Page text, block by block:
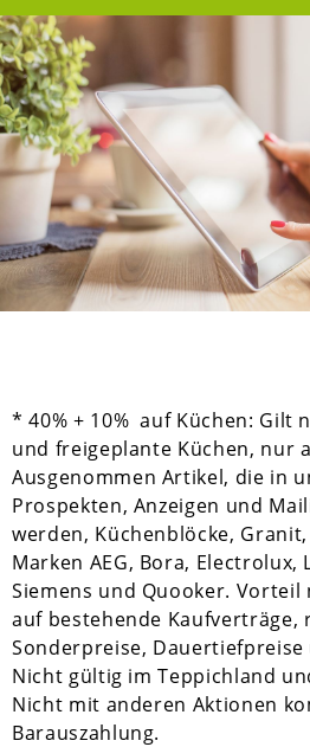
* 40% + 10% auf Küchen: Gilt
und freigeplante Küchen, nur
Ausgenommen Artikel, die in
Prospekten, Anzeigen und
werden, Küchenblöcke,
Marken AEG, Bora, Electrolux,
Siemens und Quooker.
auf bestehende Kaufverträge,
Sonderpreise,
Nicht gültig im Teppichland
Nicht mit anderen Aktionen
Barauszahlung.